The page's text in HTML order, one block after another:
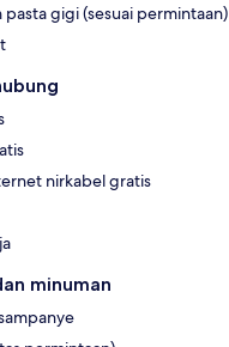
pasta gigi (sesuai permintaan)
nirkabel gratis
minuman